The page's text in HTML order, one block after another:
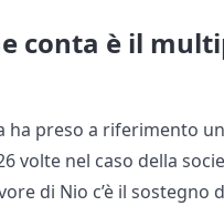
conta è il
ha preso a riferimento
volte nel caso della
di Nio c’è il